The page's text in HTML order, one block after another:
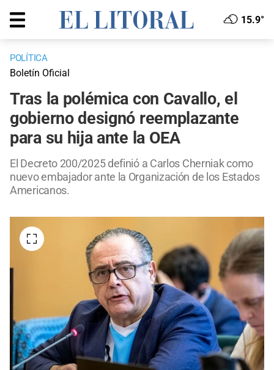
15.9°
POLÍTICA
Boletín Oficial
Tras la polémica con Cavallo, el
gobierno designó reemplazante
para su hija ante la OEA
El Decreto 200/2025 definió a Carlos Cherniak como
nuevo embajador ante la Organización de los Estados
Americanos.